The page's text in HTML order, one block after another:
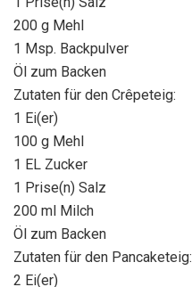
200 g Mehl
1 Msp. Backpulver
Öl zum Backen
Zutaten für den Crêpeteig:
1 Ei(er)
100 g Mehl
1 EL Zucker
1 Prise(n) Salz
200 ml Milch
Öl zum Backen
Zutaten für den Pancaketeig:
2 Ei(er)